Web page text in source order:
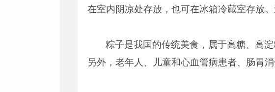
在室内阴凉处存放，也可在冰箱冷藏室存放
粽子是我国的传统美食，属于高糖、高
另外，老年人、儿童和心血管病患者、肠胃